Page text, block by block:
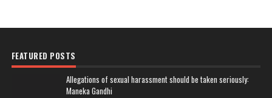
FEATURED POSTS
Allegations of sexual harassment should be taken seriously:
Maneka Gandhi